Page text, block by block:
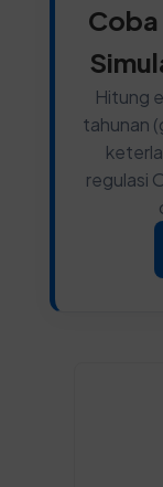
Hitung
tahunan
regulasi